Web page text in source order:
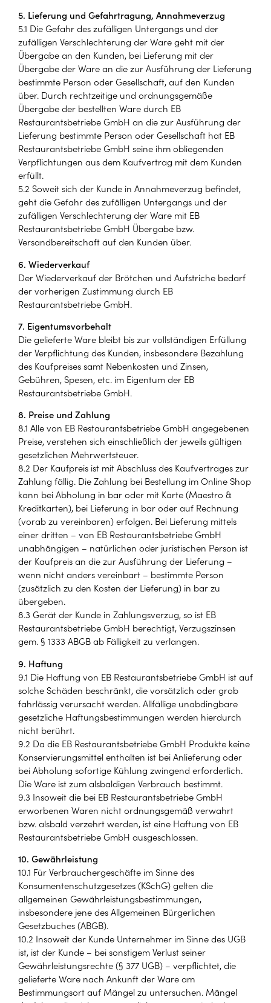
5. Lieferung und Gefahrtragung, Annahmeverzug
5.1 Die Gefahr des zufälligen Untergangs und der
zufälligen Verschlechterung der Ware geht mit der
Übergabe an den Kunden, bei Lieferung mit der
Übergabe der Ware an die zur Ausführung der Lieferung
bestimmte Person oder Gesellschaft, auf den Kunden
über. Durch rechtzeitige und ordnungsgemäße
Übergabe der bestellten Ware durch EB
Restaurantsbetriebe GmbH an die zur Ausführung der
Lieferung bestimmte Person oder Gesellschaft hat EB
Restaurantsbetriebe GmbH seine ihm obliegenden
Verpflichtungen aus dem Kaufvertrag mit dem Kunden
erfüllt.
5.2 Soweit sich der Kunde in Annahmeverzug befindet,
geht die Gefahr des zufälligen Untergangs und der
zufälligen Verschlechterung der Ware mit EB
Restaurantsbetriebe GmbH Übergabe bzw.
Versandbereitschaft auf den Kunden über.
6. Wiederverkauf
Der Wiederverkauf der Brötchen und Aufstriche bedarf
der vorherigen Zustimmung durch EB
Restaurantsbetriebe GmbH.
7. Eigentumsvorbehalt
Die gelieferte Ware bleibt bis zur vollständigen Erfüllung
der Verpflichtung des Kunden, insbesondere Bezahlung
des Kaufpreises samt Nebenkosten und Zinsen,
Gebühren, Spesen, etc. im Eigentum der EB
Restaurantsbetriebe GmbH.
8. Preise und Zahlung
8.1 Alle von EB Restaurantsbetriebe GmbH angegebenen
Preise, verstehen sich einschließlich der jeweils gültigen
gesetzlichen Mehrwertsteuer.
8.2 Der Kaufpreis ist mit Abschluss des Kaufvertrages zur
Zahlung fällig. Die Zahlung bei Bestellung im Online Shop
kann bei Abholung in bar oder mit Karte (Maestro &
Kreditkarten), bei Lieferung in bar oder auf Rechnung
(vorab zu vereinbaren) erfolgen. Bei Lieferung mittels
einer dritten – von EB Restaurantsbetriebe GmbH
unabhängigen – natürlichen oder juristischen Person ist
der Kaufpreis an die zur Ausführung der Lieferung –
wenn nicht anders vereinbart – bestimmte Person
(zusätzlich zu den Kosten der Lieferung) in bar zu
übergeben.
8.3 Gerät der Kunde in Zahlungsverzug, so ist EB
Restaurantsbetriebe GmbH berechtigt, Verzugszinsen
gem. § 1333 ABGB ab Fälligkeit zu verlangen.
9. Haftung
9.1 Die Haftung von EB Restaurantsbetriebe GmbH ist auf
solche Schäden beschränkt, die vorsätzlich oder grob
fahrlässig verursacht werden. Allfällige unabdingbare
gesetzliche Haftungsbestimmungen werden hierdurch
nicht berührt.
9.2 Da die EB Restaurantsbetriebe GmbH Produkte keine
Konservierungsmittel enthalten ist bei Anlieferung oder
bei Abholung sofortige Kühlung zwingend erforderlich.
Die Ware ist zum alsbaldigen Verbrauch bestimmt.
9.3 Insoweit die bei EB Restaurantsbetriebe GmbH
erworbenen Waren nicht ordnungsgemäß verwahrt
bzw. alsbald verzehrt werden, ist eine Haftung von EB
Restaurantsbetriebe GmbH ausgeschlossen.
10. Gewährleistung
10.1 Für Verbrauchergeschäfte im Sinne des
Konsumentenschutzgesetzes (KSchG) gelten die
allgemeinen Gewährleistungsbestimmungen,
insbesondere jene des Allgemeinen Bürgerlichen
Gesetzbuches (ABGB).
10.2 Insoweit der Kunde Unternehmer im Sinne des UGB
ist, ist der Kunde – bei sonstigem Verlust seiner
Gewährleistungsrechte (§ 377 UGB) – verpflichtet, die
gelieferte Ware nach Ankunft der Ware am
Bestimmungsort auf Mängel zu untersuchen. Mängel